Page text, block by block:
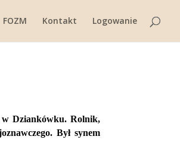
FOZM Kontakt Logowanie
w Dziankówku. Rolnik,
Był synem